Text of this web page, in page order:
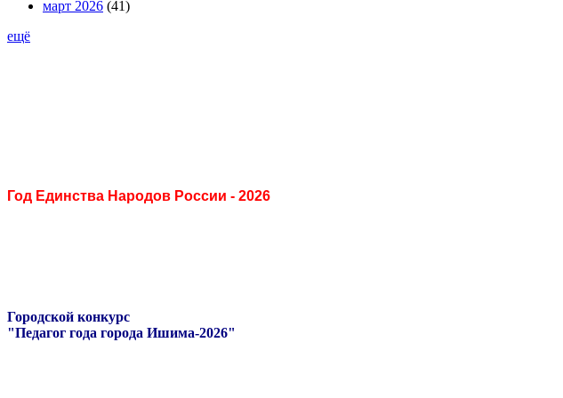
март 2026 (41)
ещё
Год Единства Народов России - 2026
Городской конкурс
"Педагог года города Ишима-2026"